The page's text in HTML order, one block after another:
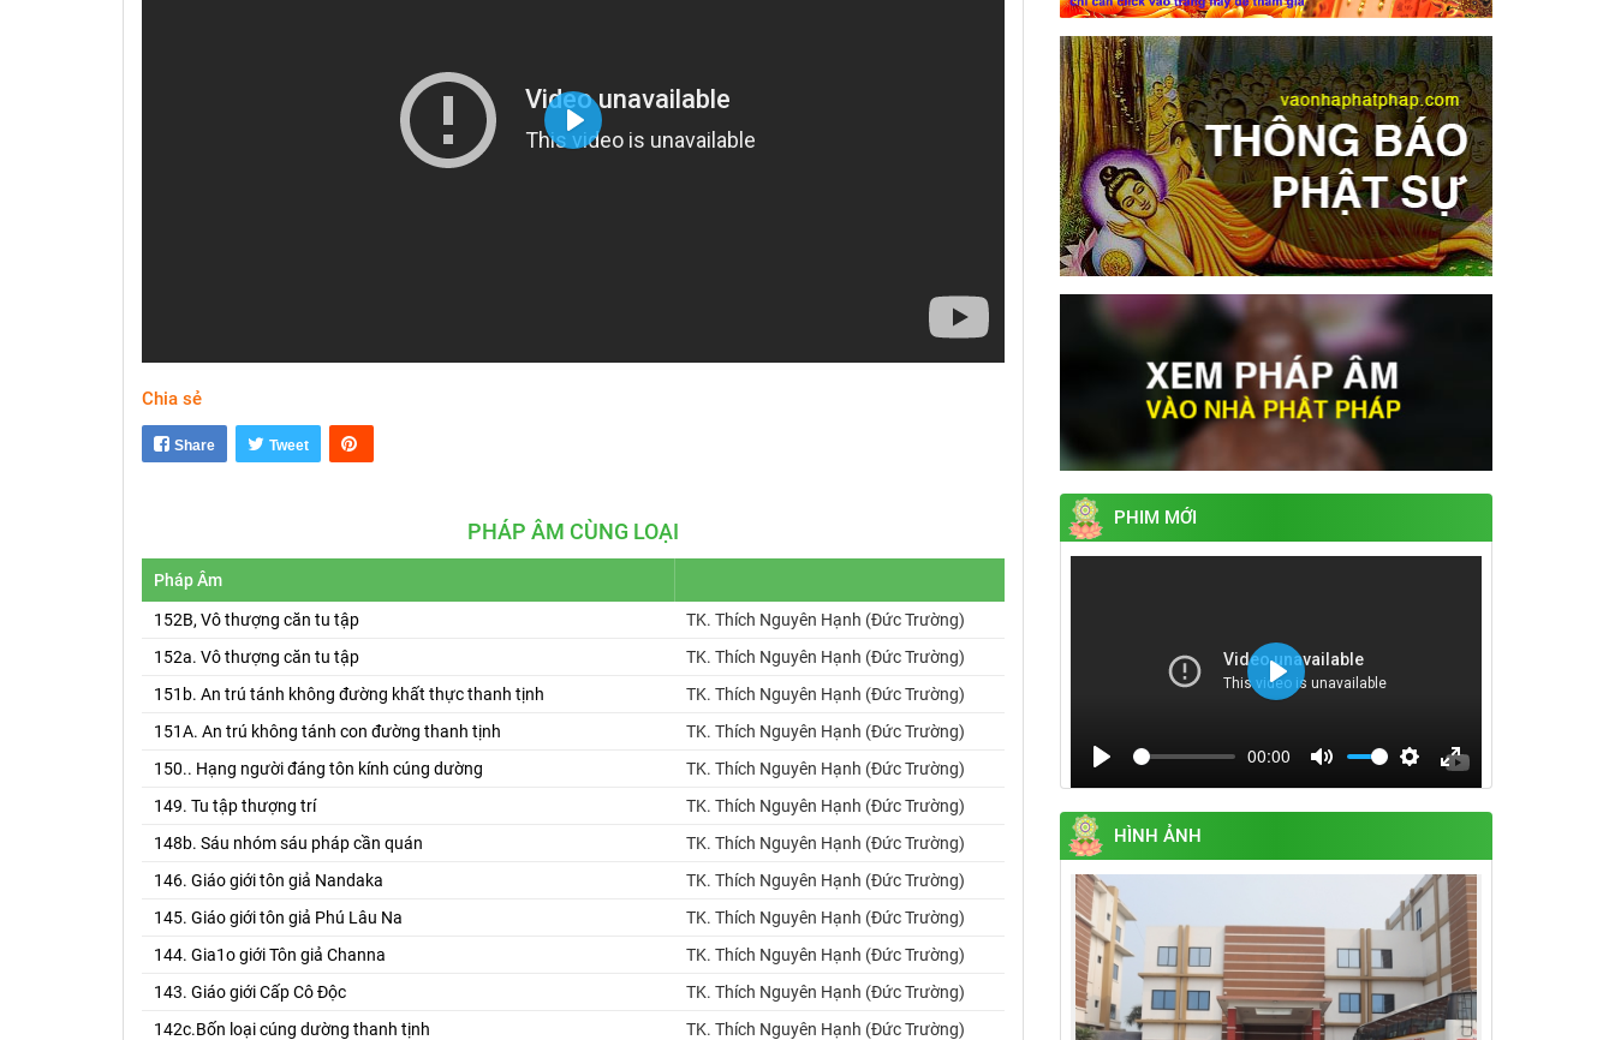
Play
Chia sẻ
Share Tweet
PHÁP ÂM CÙNG LOẠI
Pháp Âm
152B, Vô thượng căn tu tập
TK. Thích Nguyên Hạnh (Đức Trường)
152a. Vô thượng căn tu tập
TK. Thích Nguyên Hạnh (Đức Trường)
151b. An trú tánh không đường khất thực thanh tịnh
TK. Thích Nguyên Hạnh (Đức Trường)
151A. An trú không tánh con đường thanh tịnh
TK. Thích Nguyên Hạnh (Đức Trường)
150.. Hạng người đáng tôn kính cúng dường
TK. Thích Nguyên Hạnh (Đức Trường)
149. Tu tập thượng trí
TK. Thích Nguyên Hạnh (Đức Trường)
148b. Sáu nhóm sáu pháp cần quán
TK. Thích Nguyên Hạnh (Đức Trường)
146. Giáo giới tôn giả Nandaka
TK. Thích Nguyên Hạnh (Đức Trường)
145. Giáo giới tôn giả Phú Lâu Na
TK. Thích Nguyên Hạnh (Đức Trường)
144. Gia1o giới Tôn giả Channa
TK. Thích Nguyên Hạnh (Đức Trường)
143. Giáo giới Cấp Cô Độc
TK. Thích Nguyên Hạnh (Đức Trường)
142c.Bốn loại cúng dường thanh tịnh
TK. Thích Nguyên Hạnh (Đức Trường)
PHIM MỚI
00:00
fullscreen
Play
HÌNH ẢNH